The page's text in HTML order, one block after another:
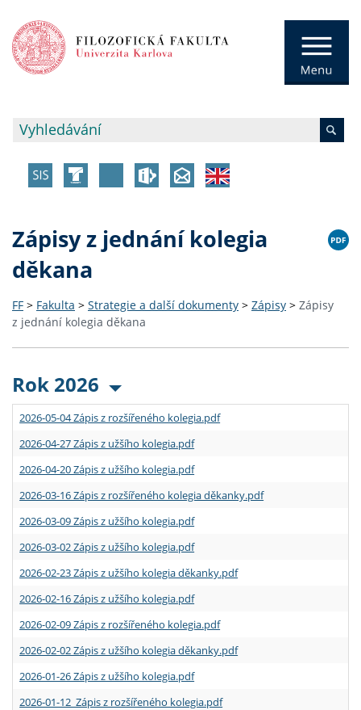
Zápisy z jednání kolegia
děkana
FF > Fakulta > Strategie a další dokumenty > Zápisy > Zápisy
z jednání kolegia děkana
Rok 2026
2026-05-04 Zápis z rozšířeného kolegia.pdf
2026-04-27 Zápis z užšího kolegia.pdf
2026-04-20 Zápis z užšího kolegia.pdf
2026-03-16 Zápis z rozšířeného kolegia děkanky.pdf
2026-03-09 Zápis z užšího kolegia.pdf
2026-03-02 Zápis z užšího kolegia.pdf
2026-02-23 Zápis z užšího kolegia děkanky.pdf
2026-02-16 Zápis z užšího kolegia.pdf
2026-02-09 Zápis z rozšířeného kolegia.pdf
2026-02-02 Zápis z užšího kolegia děkanky.pdf
2026-01-26 Zápis z užšího kolegia.pdf
2026-01-12 Zápis z rozšířeného kolegia.pdf